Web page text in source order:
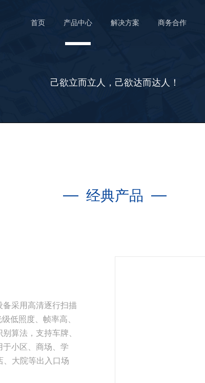
首页 产品中心
RDG8200智慧路灯网关
解决方案 商务合作
己欲立而立人，己欲达而达人！
经典产品
采用高清逐行扫描
低照度、帧率高、
算法，支持车牌、
小区、商场、学
、大院等出入口场